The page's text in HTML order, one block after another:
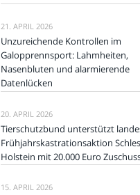
21. APRIL 2026
Unzureichende Kontrollen im
Galopprennsport: Lahmheiten,
Nasenbluten und alarmierende
Datenlücken
20. APRIL 2026
Tierschutzbund unterstützt
Frühjahrskastrationsaktion
Holstein mit 20.000 Euro
15. APRIL 2026